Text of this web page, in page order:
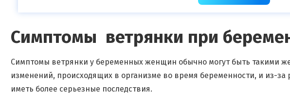
Симптомы ветрянки при
Симптомы ветрянки у беременных женщин обычно могут быть такими
изменений, происходящих в организме во время беременности, и из-за
иметь более серьезные последствия.